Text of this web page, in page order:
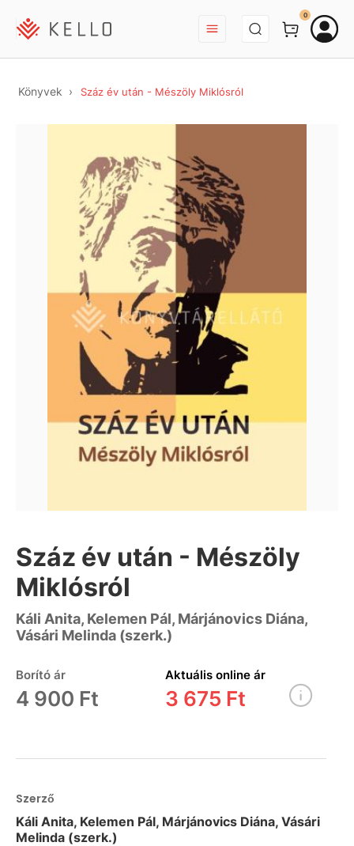
BEJELENTKEZÉS
0
Könyvek Száz év után - Mészöly Miklósról
Száz év után - Mészöly
Miklósról
Káli Anita, Kelemen Pál, Márjánovics Diána,
Vásári Melinda (szerk.)
Borító ár
4 900 Ft
Aktuális online ár
3 675 Ft
Szerző
Káli Anita, Kelemen Pál, Márjánovics Diána, Vásári
Melinda (szerk.)